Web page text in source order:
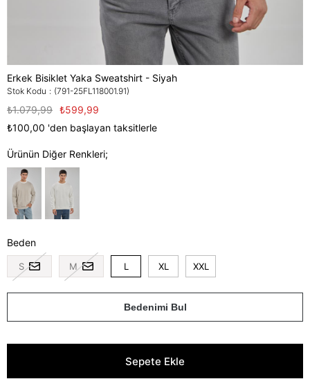
Erkek Bisiklet Yaka Sweatshirt - Siyah
Stok Kodu (791-25FL118001.91)
₺1.079,99 ₺599,99
₺100,00 'den başlayan taksitlerle
Ürünün Diğer Renkleri;
Beden
S M L XL XXL
Bedenimi Bul